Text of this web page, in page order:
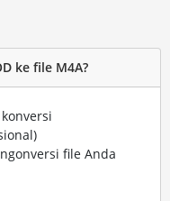
ke file M4A?
file Anda